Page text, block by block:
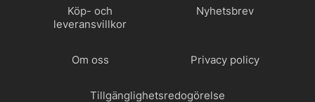
Köp- och
leveransvillkor
Nyhetsbrev
Om oss Privacy policy
Tillgänglighetsredogörelse